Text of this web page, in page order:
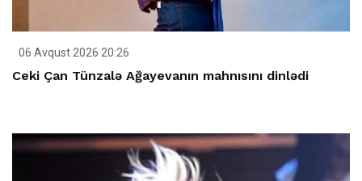
06 Avqust 2026 20:26
Ceki Çan Tünzalə Ağayevanın mahnısını dinlədi